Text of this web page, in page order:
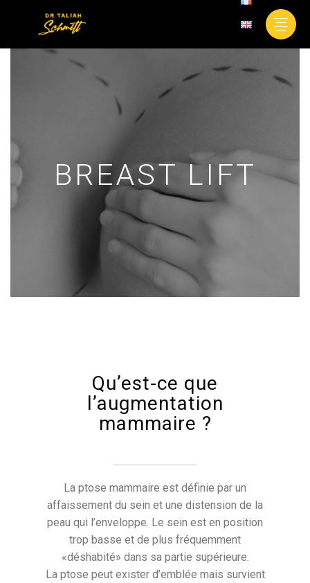
BREAST LIFT
Qu’est-ce que
l’augmentation
mammaire ?
La ptose mammaire est définie par un
affaissement du sein et une distension de la
peau qui l’enveloppe. Le sein est en position
trop basse et de plus fréquemment
«déshabité» dans sa partie supérieure.
La ptose peut exister d’emblée mais survient